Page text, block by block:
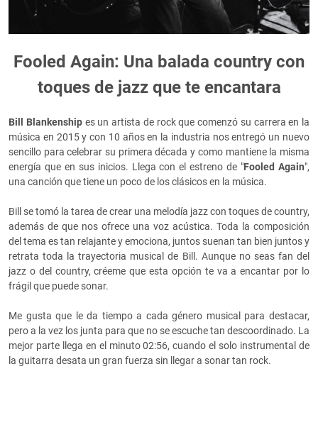
Fooled Again: Una balada country con
toques de jazz que te encantara
Bill Blankenship es un artista de rock que comenzó su carrera en la
música en 2015 y con 10 años en la industria nos entregó un nuevo
sencillo para celebrar su primera década y como mantiene la misma
energía que en sus inicios. Llega con el estreno de "Fooled Again",
una canción que tiene un poco de los clásicos en la música.
Bill se tomó la tarea de crear una melodía jazz con toques de country,
además de que nos ofrece una voz acústica. Toda la composición
del tema es tan relajante y emociona, juntos suenan tan bien juntos y
retrata toda la trayectoria musical de Bill. Aunque no seas fan del
jazz o del country, créeme que esta opción te va a encantar por lo
frágil que puede sonar.
Me gusta que le da tiempo a cada género musical para destacar,
pero a la vez los junta para que no se escuche tan descoordinado. La
mejor parte llega en el minuto 02:56, cuando el solo instrumental de
la guitarra desata un gran fuerza sin llegar a sonar tan rock.